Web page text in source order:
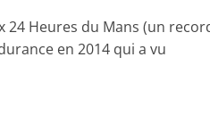
24 Heures du Mans (un
en 2014 qui a vu